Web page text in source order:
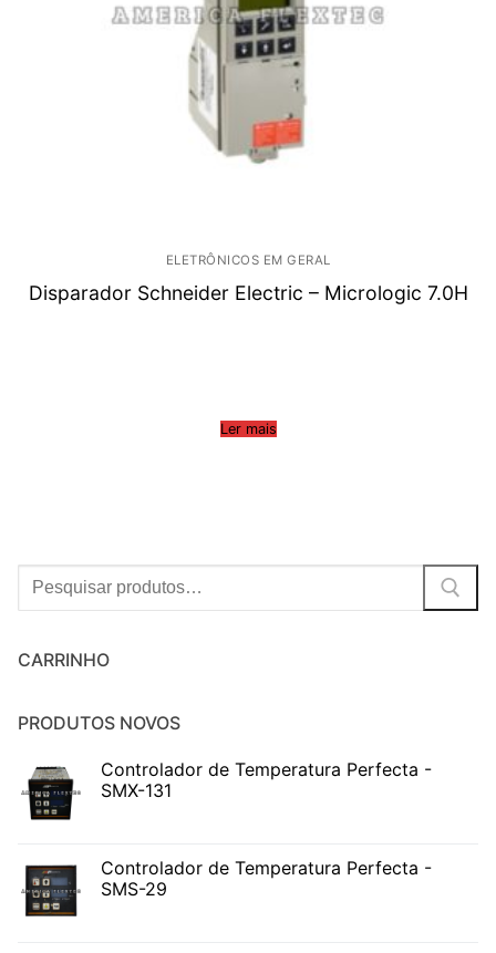
ELETRÔNICOS EM GERAL
Disparador Schneider Electric – Micrologic 7.0H
Ler mais
Procurar:
CARRINHO
PRODUTOS NOVOS
Controlador de Temperatura Perfecta -
SMX-131
Controlador de Temperatura Perfecta -
SMS-29